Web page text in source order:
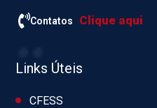
Contatos Clique aqui
Links Úteis
CFESS